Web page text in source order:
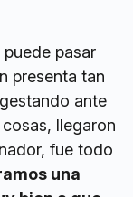
pasar
presenta tan
ante
llegaron
fue todo
una